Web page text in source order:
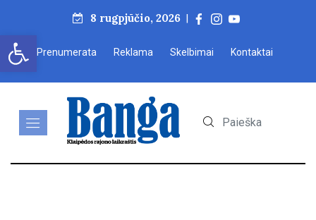
Open toolbar
8 rugpjūčio, 2026 |
Prenumerata Reklama Skelbimai Kontaktai